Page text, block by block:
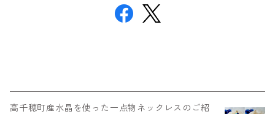
高千穂町産水晶を使った一点物ネックレスのご紹